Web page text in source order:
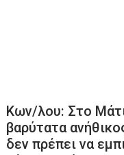
Κων/λου: Στο Μάτι
βαρύτατα
δεν πρέπει να